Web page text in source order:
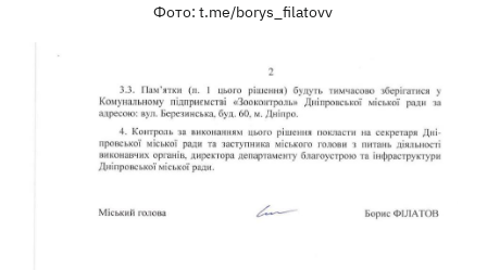
Фото: t.me/borys_filatovv